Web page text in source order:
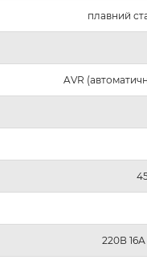
плавний
AVR
220В 16А